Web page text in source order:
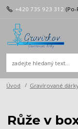
+420 735 923 312 (Po-
Úvod Gravírované
Růže v